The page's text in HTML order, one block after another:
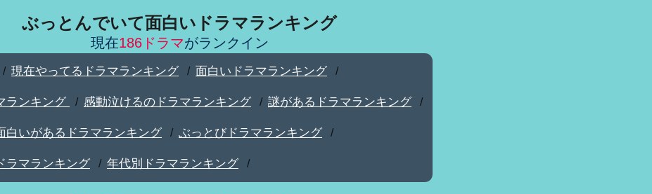
ぶっとんでいて面白いドラマランキング
現在186ドラマがランクイン
/ 現在やってるドラマランキング / 面白いドラマランキング /
ランキング / 感動泣けるのドラマランキング / 謎があるドラマランキング /
白いがあるドラマランキング / ぶっとびドラマランキング /
ラマランキング / 年代別ドラマランキング /